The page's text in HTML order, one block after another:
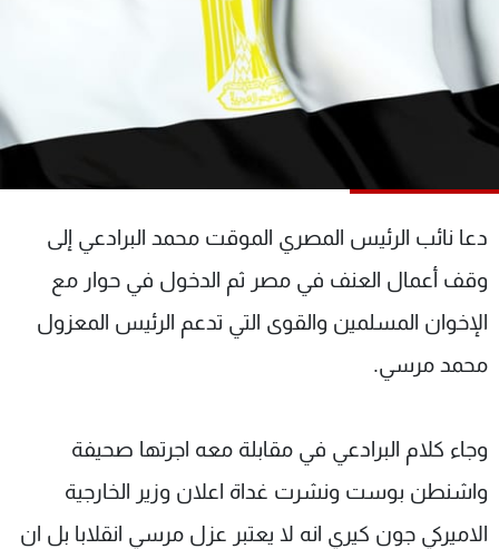
دعا نائب الرئيس المصري الموقت محمد البرادعي إلى
وقف أعمال العنف في مصر ثم الدخول في حوار مع
الإخوان المسلمين والقوى التي تدعم الرئيس المعزول
محمد مرسي.
وجاء كلام البرادعي في مقابلة معه اجرتها صحيفة
واشنطن بوست ونشرت غداة اعلان وزير الخارجية
الاميركي جون كيري انه لا يعتبر عزل مرسي انقلابا بل ان
كأس العالم
شاهد البرامج
عن MTV
الإنـتـاج
لاعلاناتكم
وظائف
تواصل معنا
شروط الإسـتخدام